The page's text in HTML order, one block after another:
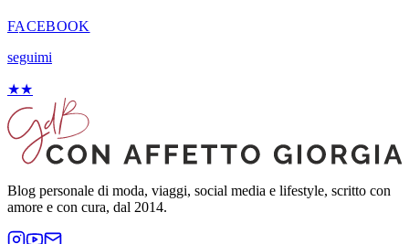
FACEBOOK
seguimi
★★
Blog personale di moda, viaggi, social media e lifestyle, scritto con
amore e con cura, dal 2014.